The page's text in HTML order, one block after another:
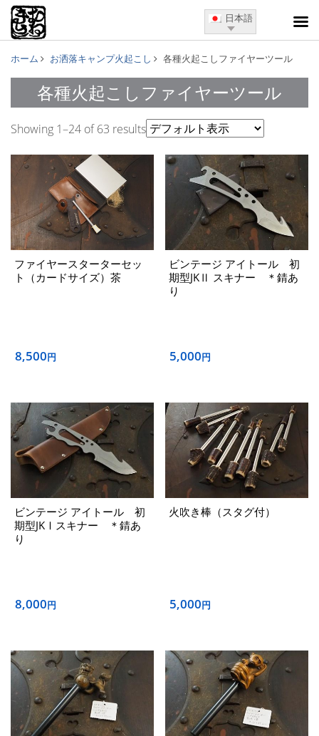
日本語
ホーム お洒落キャンプ火起こし 各種火起こしファイヤーツール
各種火起こしファイヤーツール
Showing 1–24 of 63 results
ファイヤースターターセッ
ト（カードサイズ）茶
8,500円
ビンテージ アイトール 初
期型JKⅡ スキナー ＊錆あ
り
5,000円
ビンテージ アイトール 初
期型JKⅠスキナー ＊錆あ
り
8,000円
火吹き棒（スタグ付）
5,000円